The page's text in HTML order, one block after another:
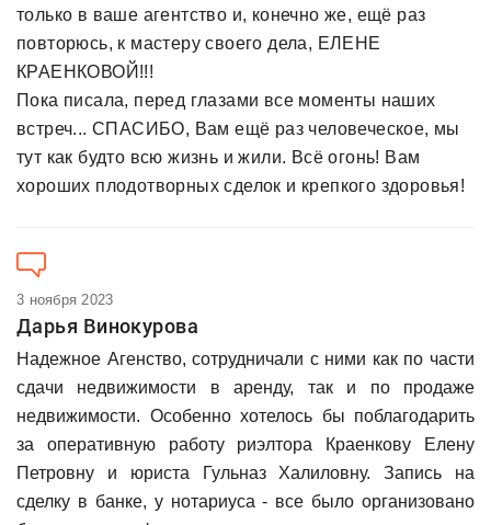
только в ваше агентство и, конечно же, ещё раз
повторюсь, к мастеру своего дела, ЕЛЕНЕ
КРАЕНКОВОЙ!!!
Пока писала, перед глазами все моменты наших
встреч... СПАСИБО, Вам ещё раз человеческое, мы
тут как будто всю жизнь и жили. Всё огонь! Вам
хороших плодотворных сделок и крепкого здоровья!
3 ноября 2023
Дарья Винокурова
Надежное Агенство, сотрудничали с ними как по части
сдачи недвижимости в аренду, так и по продаже
недвижимости. Особенно хотелось бы поблагодарить
за оперативную работу риэлтора Краенкову Елену
Петровну и юриста Гульназ Халиловну. Запись на
сделку в банке, у нотариуса - все было организовано